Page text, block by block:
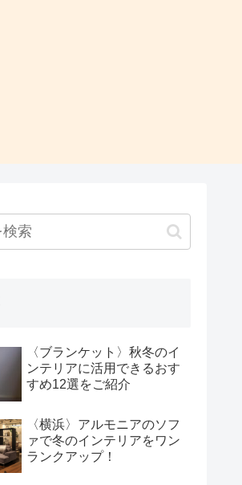
〈ブランケット〉秋冬のイ
ンテリアに活用できるおす
すめ12選をご紹介
〈横浜〉アルモニアのソフ
ァで冬のインテリアをワン
ランクアップ！